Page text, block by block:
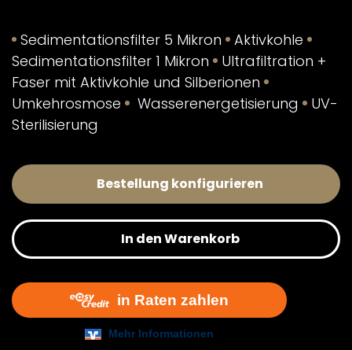
Sedimentationsfilter 5 Mikron
Aktivkohle
Sedimentationsfilter 1 Mikron
Ultrafiltration +
Faser mit Aktivkohle und Silberionen
Umkehrosmose
Wasserenergetisierung
UV-
Sterilisierung
Bestellung konfigurieren
In den Warenkorb